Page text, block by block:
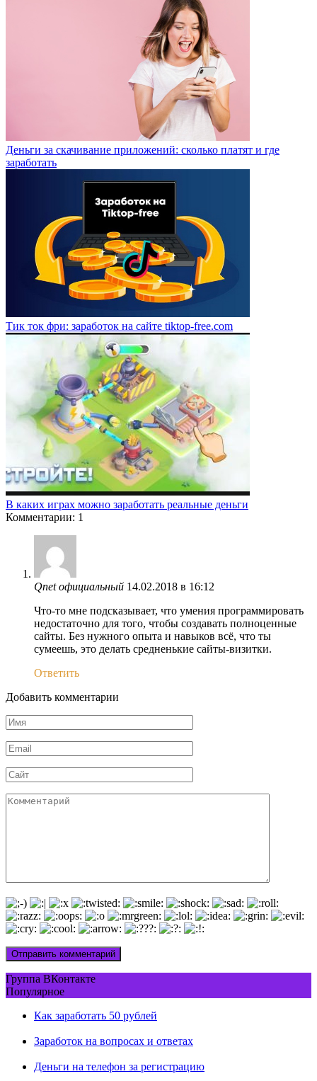
Деньги за скачивание приложений: сколько платят и где
заработать
Тик ток фри: заработок на сайте tiktop-free.com
В каких играх можно заработать реальные деньги
Комментарии: 1
Qnet официальный 14.02.2018 в 16:12
Что-то мне подсказывает, что умения программировать
недостаточно для того, чтобы создавать полноценные
сайты. Без нужного опыта и навыков всё, что ты
сумеешь, это делать средненькие сайты-визитки.
Ответить
Добавить комментарии
Имя
*
Email
*
Сайт
Комментарий
Группа ВКонтакте
Популярное
Как заработать 50 рублей
Заработок на вопросах и ответах
Деньги на телефон за регистрацию